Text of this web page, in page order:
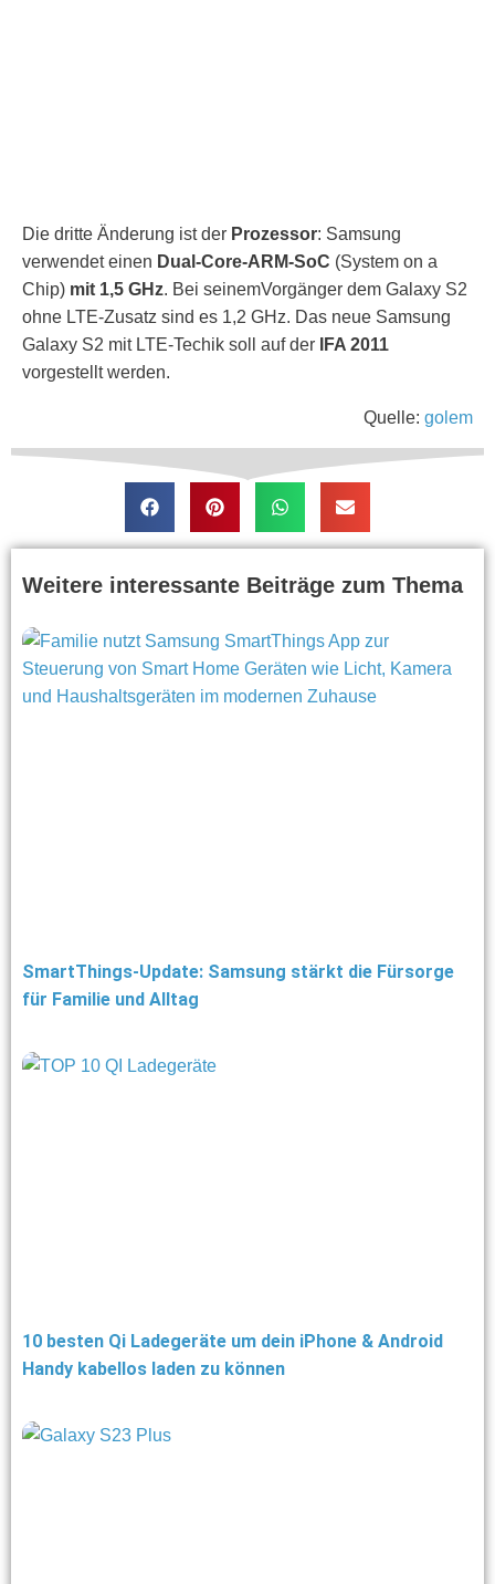
Die dritte Änderung ist der Prozessor: Samsung
verwendet einen Dual-Core-ARM-SoC (System on a
Chip) mit 1,5 GHz. Bei seinemVorgänger dem Galaxy S2
ohne LTE-Zusatz sind es 1,2 GHz. Das neue Samsung
Galaxy S2 mit LTE-Techik soll auf der
IFA 2011
vorgestellt werden.
Quelle: golem
Weitere interessante Beiträge zum Thema
SmartThings-Update: Samsung stärkt die Fürsorge
für Familie und Alltag
10 besten Qi Ladegeräte um dein iPhone & Android
Handy kabellos laden zu können